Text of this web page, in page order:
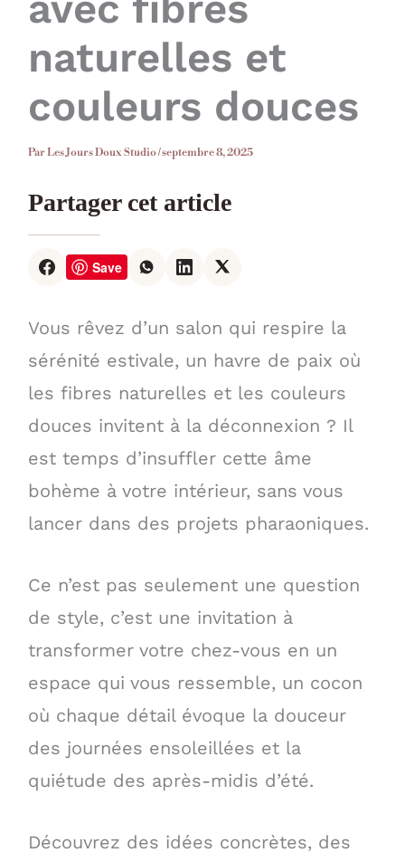
naturelles et
couleurs douces
ParLes Jours Doux Studio/septembre 8, 2025
Partager cet article
Save
Vous rêvez d’un salon qui respire la
sérénité estivale, un havre de paix où
les fibres naturelles et les couleurs
douces invitent à la déconnexion ? Il
est temps d’insuffler cette âme
bohème à votre intérieur, sans vous
lancer dans des projets pharaoniques.
Ce n’est pas seulement une question
de style, c’est une invitation à
transformer votre chez-vous en un
espace qui vous ressemble, un cocon
où chaque détail évoque la douceur
des journées ensoleillées et la
quiétude des après-midis d’été.
Découvrez des idées concrètes, des